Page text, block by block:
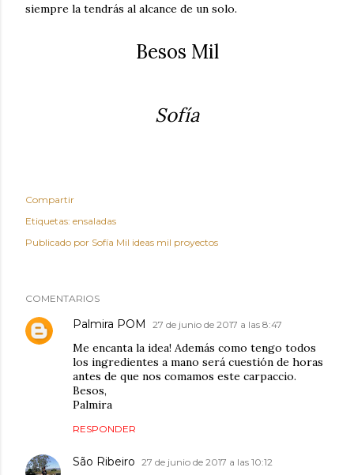
siempre la tendrás al alcance de un solo.
Besos Mil
Sofía
Compartir
Etiquetas: ensaladas
Publicado por Sofía Mil ideas mil proyectos
COMENTARIOS
Palmira POM 27 de junio de 2017 a las 8:47
Me encanta la idea! Además como tengo todos
los ingredientes a mano será cuestión de horas
antes de que nos comamos este carpaccio.
Besos,
Palmira
RESPONDER
São Ribeiro 27 de junio de 2017 a las 10:12